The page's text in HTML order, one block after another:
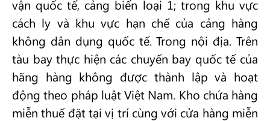
vận quốc tế, cảng biển loại 1; trong khu vực
cách ly và khu vực hạn chế của cảng hàng
không dân dụng quốc tế. Trong nội địa. Trên
tàu bay thực hiện các chuyến bay quốc tế của
hãng hàng không được thành lập và hoạt
động theo pháp luật Việt Nam. Kho chứa hàng
miễn thuế đặt tại vị trí cùng với cửa hàng miễn